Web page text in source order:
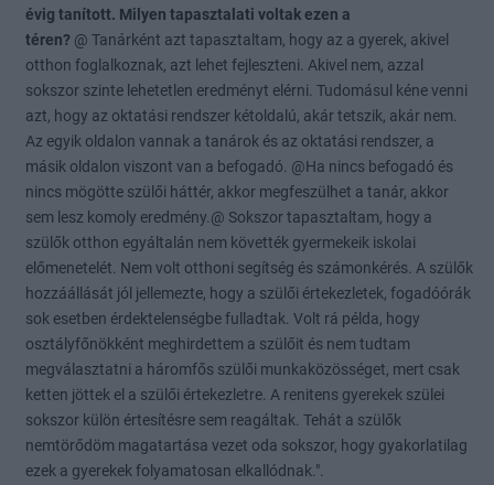
évig tanított. Milyen tapasztalati voltak ezen a
téren? @ Tanárként azt tapasztaltam, hogy az a gyerek, akivel
otthon foglalkoznak, azt lehet fejleszteni. Akivel nem, azzal
sokszor szinte lehetetlen eredményt elérni. Tudomásul kéne venni
azt, hogy az oktatási rendszer kétoldalú, akár tetszik, akár nem.
Az egyik oldalon vannak a tanárok és az oktatási rendszer, a
másik oldalon viszont van a befogadó. @Ha nincs befogadó és
nincs mögötte szülői háttér, akkor megfeszülhet a tanár, akkor
sem lesz komoly eredmény.@ Sokszor tapasztaltam, hogy a
szülők otthon egyáltalán nem követték gyermekeik iskolai
előmenetelét. Nem volt otthoni segítség és számonkérés. A szülők
hozzáállását jól jellemezte, hogy a szülői értekezletek, fogadóórák
sok esetben érdektelenségbe fulladtak. Volt rá példa, hogy
osztályfőnökként meghirdettem a szülőit és nem tudtam
megválasztatni a háromfős szülői munkaközösséget, mert csak
ketten jöttek el a szülői értekezletre. A renitens gyerekek szülei
sokszor külön értesítésre sem reagáltak. Tehát a szülők
nemtörődöm magatartása vezet oda sokszor, hogy gyakorlatilag
ezek a gyerekek folyamatosan elkallódnak.".